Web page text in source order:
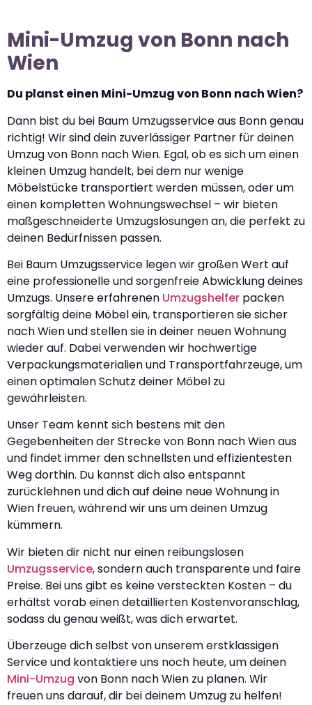
Mini-Umzug von Bonn nach
Wien
Du planst einen Mini-Umzug von Bonn nach Wien?
Dann bist du bei Baum Umzugsservice aus Bonn genau
richtig! Wir sind dein zuverlässiger Partner für deinen
Umzug von Bonn nach Wien. Egal, ob es sich um einen
kleinen Umzug handelt, bei dem nur wenige
Möbelstücke transportiert werden müssen, oder um
einen kompletten Wohnungswechsel – wir bieten
maßgeschneiderte Umzugslösungen an, die perfekt zu
deinen Bedürfnissen passen.
Bei Baum Umzugsservice legen wir großen Wert auf
eine professionelle und sorgenfreie Abwicklung deines
Umzugs. Unsere erfahrenen Umzugshelfer packen
sorgfältig deine Möbel ein, transportieren sie sicher
nach Wien und stellen sie in deiner neuen Wohnung
wieder auf. Dabei verwenden wir hochwertige
Verpackungsmaterialien und Transportfahrzeuge, um
einen optimalen Schutz deiner Möbel zu
gewährleisten.
Unser Team kennt sich bestens mit den
Gegebenheiten der Strecke von Bonn nach Wien aus
und findet immer den schnellsten und effizientesten
Weg dorthin. Du kannst dich also entspannt
zurücklehnen und dich auf deine neue Wohnung in
Wien freuen, während wir uns um deinen Umzug
kümmern.
Wir bieten dir nicht nur einen reibungslosen
Umzugsservice, sondern auch transparente und faire
Preise. Bei uns gibt es keine versteckten Kosten – du
erhältst vorab einen detaillierten Kostenvoranschlag,
sodass du genau weißt, was dich erwartet.
Überzeuge dich selbst von unserem erstklassigen
Service und kontaktiere uns noch heute, um deinen
Mini-Umzug von Bonn nach Wien zu planen. Wir
freuen uns darauf, dir bei deinem Umzug zu helfen!